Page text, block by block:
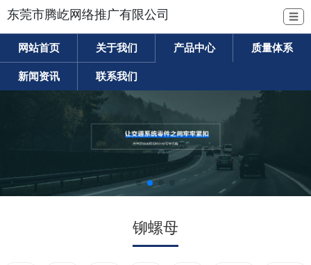
东莞市腾屹网络推广有限公司 ☰
网站首页 关于我们 产品中心 质量体系
新闻资讯 联系我们
铆螺母